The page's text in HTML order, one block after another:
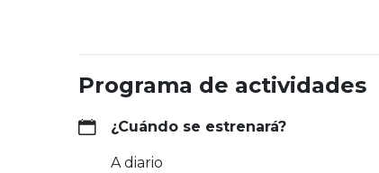
Programa de actividades
¿Cuándo se estrenará?
A diario